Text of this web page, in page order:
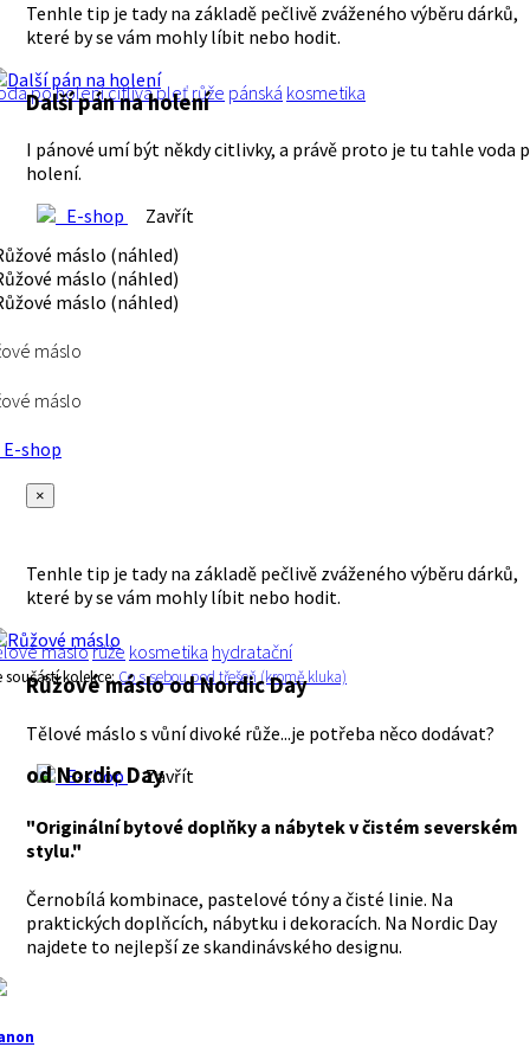
Tenhle tip je tady na základě pečlivě zváženého výběru dárků,
které by se vám mohly líbit nebo hodit.
po holenícitlivá pleť růže pánská kosmetika
Další pán na holení
I pánové umí být někdy citlivky, a právě proto je tu tahle voda
holení.
E-shop
Zavřít
máslo
máslo
shop
×
Tenhle tip je tady na základě pečlivě zváženého výběru dárků,
které by se vám mohly líbit nebo hodit.
máslorůže kosmetika hydratační
součástí kolekce:Co s sebou pod třešeň (kromě kluka)
Růžové máslood Nordic Day
Tělové máslo s vůní divoké růže...je potřeba něco dodávat?
E-shop
Zavřít
od Nordic Day
"Originální bytové doplňky a nábytek v čistém severském
stylu."
Černobílá kombinace, pastelové tóny a čisté linie. Na
praktických doplňcích, nábytku i dekoracích. Na Nordic Day
najdete to nejlepší ze skandinávského designu.